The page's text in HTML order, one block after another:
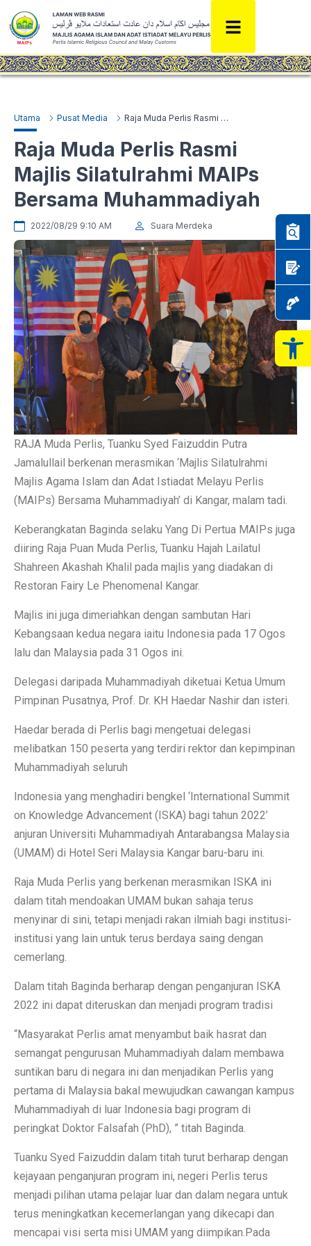
Utama Pusat Media Raja Muda Perlis Rasmi Majlis Silatulrahmi MAIPs Bersama Muhammadiyah
Raja Muda Perlis Rasmi
Majlis Silatulrahmi MAIPs
Bersama Muhammadiyah
2022/08/29 9:10 AM Suara Merdeka
RAJA Muda Perlis, Tuanku Syed Faizuddin Putra
Jamalullail berkenan merasmikan ‘Majlis Silatulrahmi
Majlis Agama Islam dan Adat Istiadat Melayu Perlis
(MAIPs) Bersama Muhammadiyah’ di Kangar, malam tadi.
Keberangkatan Baginda selaku Yang Di Pertua MAIPs juga
diiring Raja Puan Muda Perlis, Tuanku Hajah Lailatul
Shahreen Akashah Khalil pada majlis yang diadakan di
Restoran Fairy Le Phenomenal Kangar.
Majlis ini juga dimeriahkan dengan sambutan Hari
Kebangsaan kedua negara iaitu Indonesia pada 17 Ogos
lalu dan Malaysia pada 31 Ogos ini.
Delegasi daripada Muhammadiyah diketuai Ketua Umum
Pimpinan Pusatnya, Prof. Dr. KH Haedar Nashir dan isteri.
Haedar berada di Perlis bagi mengetuai delegasi
melibatkan 150 peserta yang terdiri rektor dan kepimpinan
Muhammadiyah seluruh
Indonesia yang menghadiri bengkel ‘International Summit
on Knowledge Advancement (ISKA) bagi tahun 2022’
anjuran Universiti Muhammadiyah Antarabangsa Malaysia
(UMAM) di Hotel Seri Malaysia Kangar baru-baru ini.
Raja Muda Perlis yang berkenan merasmikan ISKA ini
dalam titah mendoakan UMAM bukan sahaja terus
menyinar di sini, tetapi menjadi rakan ilmiah bagi institusi-
institusi yang lain untuk terus berdaya saing dengan
cemerlang.
Dalam titah Baginda berharap dengan penganjuran ISKA
2022 ini dapat diteruskan dan menjadi program tradisi
“Masyarakat Perlis amat menyambut baik hasrat dan
semangat pengurusan Muhammadiyah dalam membawa
suntikan baru di negara ini dan menjadikan Perlis yang
pertama di Malaysia bakal mewujudkan cawangan kampus
Muhammadiyah di luar Indonesia bagi program di
peringkat Doktor Falsafah (PhD), ” titah Baginda.
Tuanku Syed Faizuddin dalam titah turut berharap dengan
kejayaan penganjuran program ini, negeri Perlis terus
menjadi pilihan utama pelajar luar dan dalam negara untuk
terus meningkatkan kecemerlangan yang dikecapi dan
mencapai visi serta misi UMAM yang diimpikan.Pada